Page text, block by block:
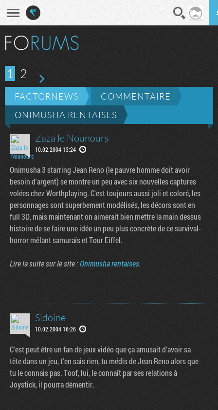
1 2
FACTORNEWS
COMMENTAIRE
ONIMUSHA RENTAISES
Zaza le Nounours
10.02.2004 13:24
Onimusha 3 starring Jean Reno (le pauvre homme doit avoir
besoin d'argent) se montre un peu avec six nouvelles captures
volées chez Worthplaying. C'est toujours aussi joli et coloré, les
personnages sont superbement modélisés, les décors sont en
full 3D, mais maintenant on aimerait bien mettre la main dessus
histoire de se faire une idée un peu plus concrète de ce survival-
horror mêlant samuraïs et Tour Eiffel.
Lire la suite sur le site :Onimusha rentaises.
Sidoine
10.02.2004 16:26
C'est peut être un fan de jeux vidéo que ça amusait d'avoir sa
tête dans un jeu, t'en sais rien, tu médis de Jean Reno alors que
tu le connais pas. Toof, lui, le connaît par ses relations à
Joystick, il pourra démentir.
Tribune